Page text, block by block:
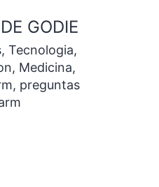
GODIE
Tecnologia,
Medicina,
preguntas